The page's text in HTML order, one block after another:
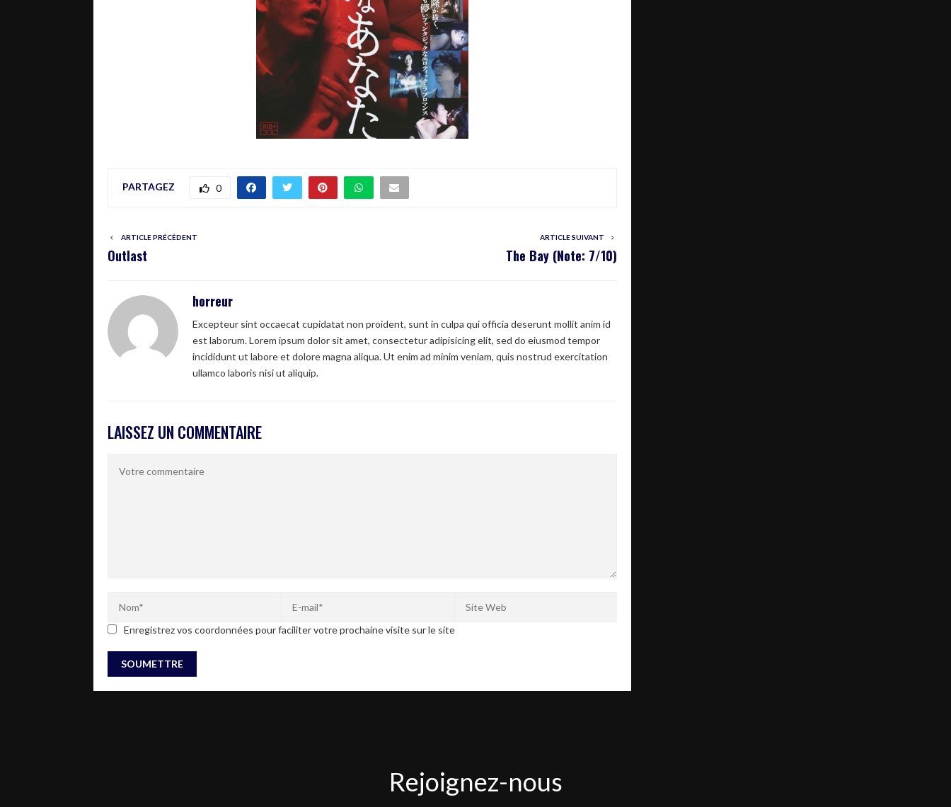
PARTAGEZ 0
ARTICLE PRÉCÉDENT
Outlast
ARTICLE SUIVANT
The Bay (Note: 7/10)
horreur
Excepteur sint occaecat cupidatat non proident, sunt in culpa qui officia deserunt mollit anim id
est laborum. Lorem ipsum dolor sit amet, consectetur adipisicing elit, sed do eiusmod tempor
incididunt ut labore et dolore magna aliqua. Ut enim ad minim veniam, quis nostrud exercitation
ullamco laboris nisi ut aliquip.
LAISSEZ UN COMMENTAIRE
Enregistrez vos coordonnées pour faciliter votre prochaine visite sur le site
nous
Rejoignez-nous